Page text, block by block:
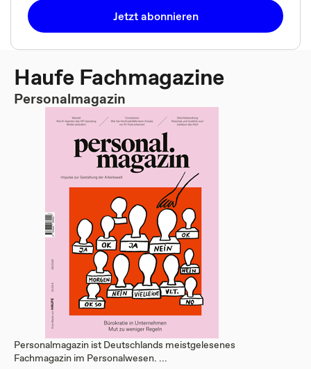
Jetzt abonnieren
Haufe Fachmagazine
Personalmagazin
Personalmagazin ist Deutschlands meistgelesenes
Fachmagazin im Personalwesen. ...